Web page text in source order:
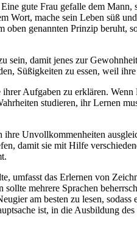
gute Frau gefalle dem
mache sein Leben süß
genannten Prinzip
damit jenes zur
Süßigkeiten zu essen, weil
Aufgaben zu erklären.
studieren, ihr Lernen
Unvollkommenheiten
damit sie mit Hilfe
umfasst das Erlernen von
mehrere Sprachen
am besten zu lesen,
ist, in die Ausbildung